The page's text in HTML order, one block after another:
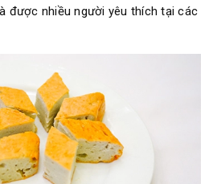
được nhiều người yêu thích tại các